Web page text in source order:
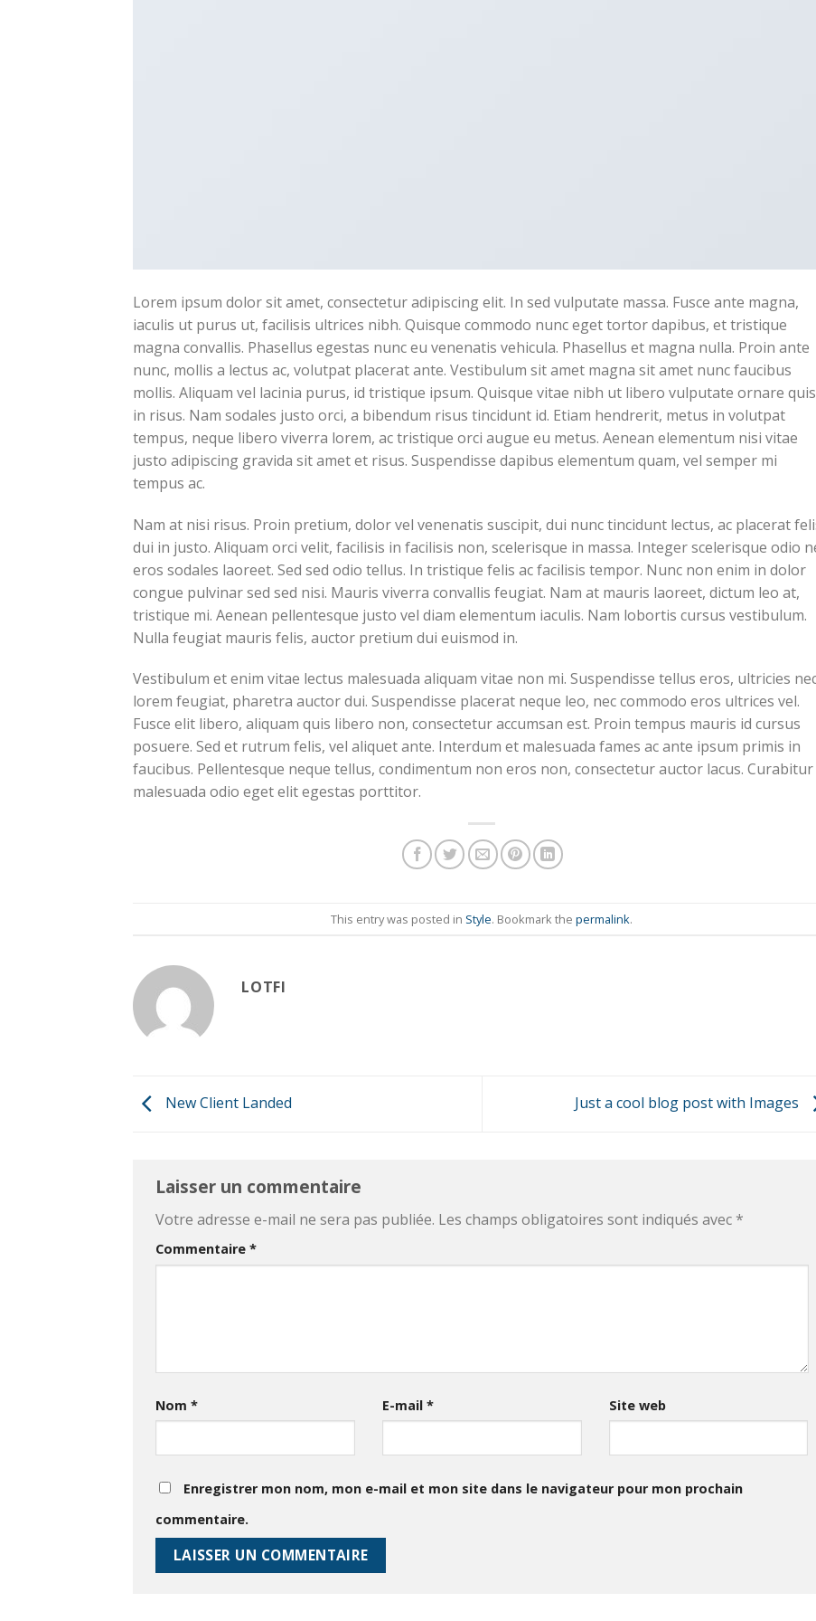
Lorem ipsum dolor sit amet, consectetur adipiscing elit. In sed vulputate massa. Fusce ante magna,
iaculis ut purus ut, facilisis ultrices nibh. Quisque commodo nunc eget tortor dapibus, et tristique
magna convallis. Phasellus egestas nunc eu venenatis vehicula. Phasellus et magna nulla. Proin ante
nunc, mollis a lectus ac, volutpat placerat ante. Vestibulum sit amet magna sit amet nunc faucibus
mollis. Aliquam vel lacinia purus, id tristique ipsum. Quisque vitae nibh ut libero vulputate ornare quis
in risus. Nam sodales justo orci, a bibendum risus tincidunt id. Etiam hendrerit, metus in volutpat
tempus, neque libero viverra lorem, ac tristique orci augue eu metus. Aenean elementum nisi vitae
justo adipiscing gravida sit amet et risus. Suspendisse dapibus elementum quam, vel semper mi
tempus ac.
Nam at nisi risus. Proin pretium, dolor vel venenatis suscipit, dui nunc tincidunt lectus, ac placerat
dui in justo. Aliquam orci velit, facilisis in facilisis non, scelerisque in massa. Integer scelerisque odio
eros sodales laoreet. Sed sed odio tellus. In tristique felis ac facilisis tempor. Nunc non enim in dolor
congue pulvinar sed sed nisi. Mauris viverra convallis feugiat. Nam at mauris laoreet, dictum leo at,
tristique mi. Aenean pellentesque justo vel diam elementum iaculis. Nam lobortis cursus vestibulum.
Nulla feugiat mauris felis, auctor pretium dui euismod in.
Vestibulum et enim vitae lectus malesuada aliquam vitae non mi. Suspendisse tellus eros, ultricies
lorem feugiat, pharetra auctor dui. Suspendisse placerat neque leo, nec commodo eros ultrices vel.
Fusce elit libero, aliquam quis libero non, consectetur accumsan est. Proin tempus mauris id cursus
posuere. Sed et rutrum felis, vel aliquet ante. Interdum et malesuada fames ac ante ipsum primis in
faucibus. Pellentesque neque tellus, condimentum non eros non, consectetur auctor lacus. Curabitur
malesuada odio eget elit egestas porttitor.
This entry was posted in Style. Bookmark thepermalink.
LOTFI
New Client Landed Just a cool blog post with Images
Laisser un commentaire
Votre adresse e-mail ne sera pas publiée. Les champs obligatoires sont indiqués avec *
Commentaire *
Nom * E-mail * Site web
Enregistrer mon nom, mon e-mail et mon site dans le navigateur pour mon prochain
commentaire.